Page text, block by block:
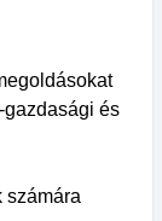
gazdasági és
számára